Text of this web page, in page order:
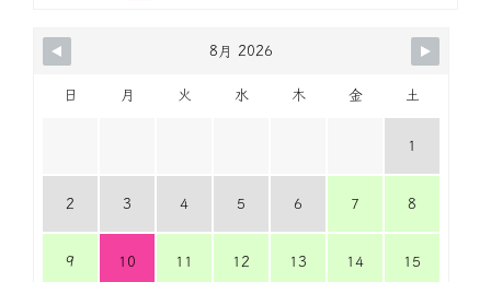
8月 2026
日 月 火 水 木 金 土
1
2 3 4 5 6 7 8
9 10 11 12 13 14 15